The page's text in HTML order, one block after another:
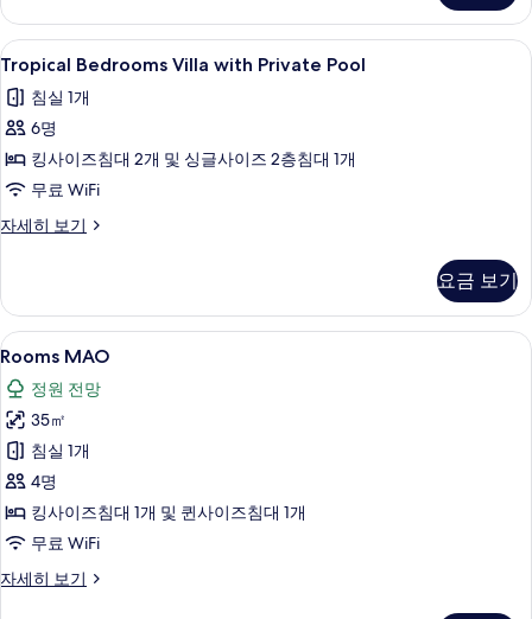
히
보
기
Tropical
Bedrooms
Villa
with
Private
Pool
사
두
보
기
Tropical Bedrooms Villa with Private
12
Tropical Bedrooms Villa with Private Pool
침실 1개
6명
킹사이즈침대 2개 및 싱글사이즈 2층침대 1개
무료 WiFi
자세히 보기
Tropical
Private
Pool
자
세
히
보
기
요금 보기
Rooms
MAO
사
진
모
두
보
기
Rooms MAO | 미니바, 객실 내 금고,
7
Rooms MAO
정원 전망
35㎡
침실 1개
4명
킹사이즈침대 1개 및 퀸사이즈침대 1개
무료 WiFi
자세히 보기
Rooms